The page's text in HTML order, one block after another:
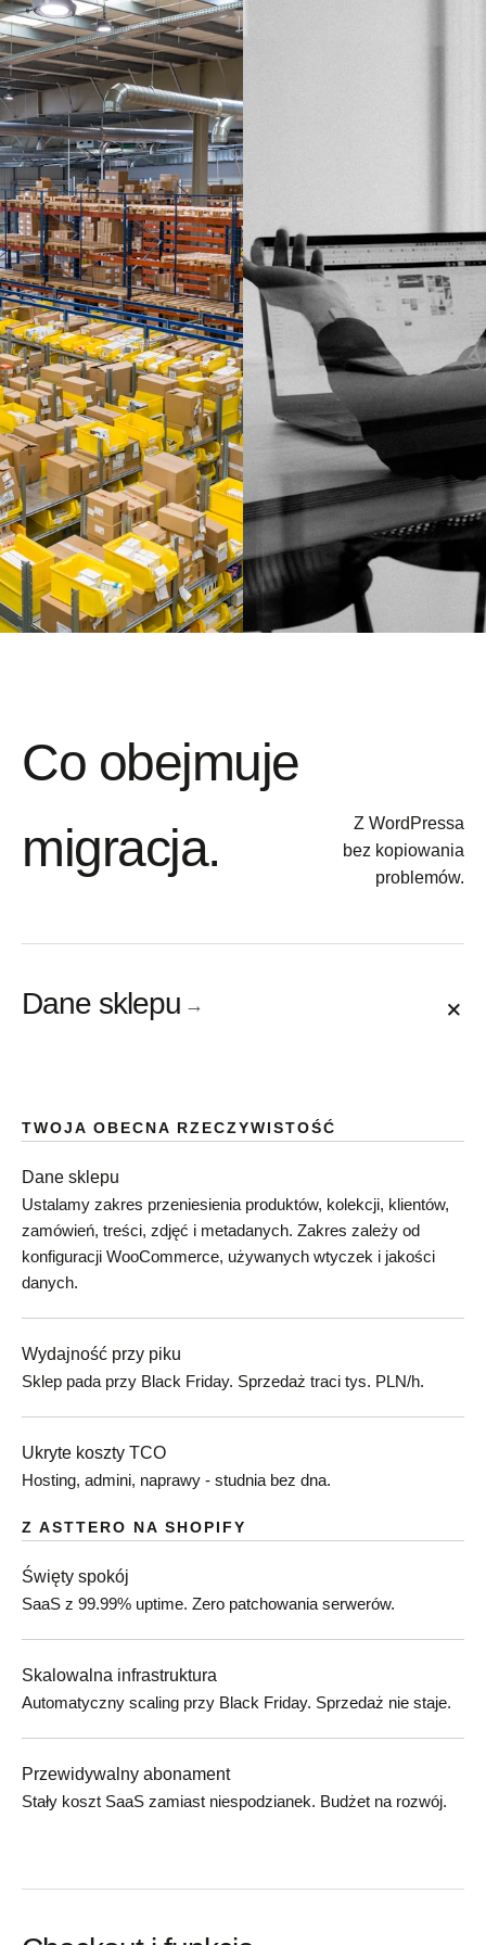
Co obejmuje
migracja.
Z WordPressa
bez kopiowania
problemów.
Dane sklepu → +
TWOJA OBECNA RZECZYWISTOŚĆ
Dane sklepu
Ustalamy zakres przeniesienia produktów, kolekcji, klientów,
zamówień, treści, zdjęć i metadanych. Zakres zależy od
konfiguracji WooCommerce, używanych wtyczek i jakości
danych.
Wydajność przy piku
Sklep pada przy Black Friday. Sprzedaż traci tys. PLN/h.
Ukryte koszty TCO
Hosting, admini, naprawy - studnia bez dna.
Z ASTTERO NA SHOPIFY
Święty spokój
SaaS z 99.99% uptime. Zero patchowania serwerów.
Skalowalna infrastruktura
Automatyczny scaling przy Black Friday. Sprzedaż nie staje.
Przewidywalny abonament
Stały koszt SaaS zamiast niespodzianek. Budżet na rozwój.